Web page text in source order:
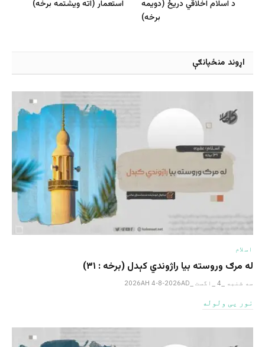
د اسلام اخلاقي دریځ (دويمه
برخه)
استعمار (اته ویشتمه برخه)
اړوند منځپانګې
اسلام
له مرګ وروسته بیا راژوندي کېدل (برخه : ۳۱)
سه شنبه _4 _اگست _2026AH 4-8-2026AD
نور یی ولوله